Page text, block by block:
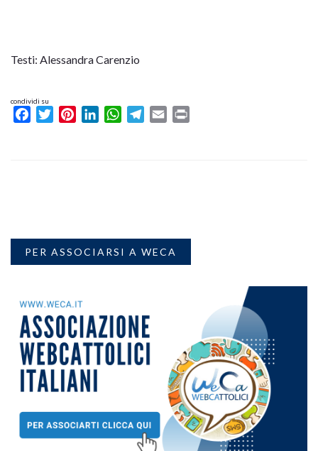
Testi: Alessandra Carenzio
condividi su
FacebookTwitterPinterestLinkedInWhatsAppTelegram
Email
PER ASSOCIARSI A WECA